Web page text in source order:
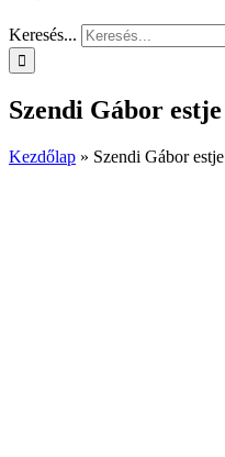
Keresés...
Szendi Gábor estje
Kezdőlap » Szendi Gábor estje